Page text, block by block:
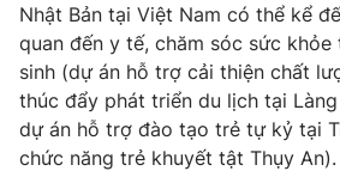
Thị trường
Tư vấn
Lịch phát sóng
Chuyên mục khác
Emagazine Podcast
Nhật Bản tại Việt Nam có thể kể
quan đến y tế, chăm sóc sức
sinh (dự án hỗ trợ cải thiện chất
thúc đẩy phát triển du lịch tại
dự án hỗ trợ đào tạo trẻ tự kỷ tại
chức năng trẻ khuyết tật Thụy An).